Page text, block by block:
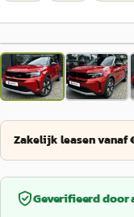
Zakelijk leasen vanaf
Geverifieerd door